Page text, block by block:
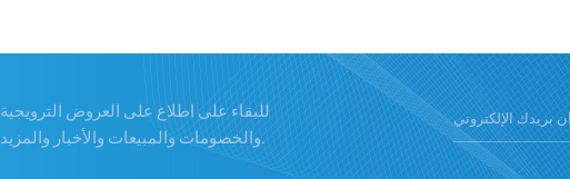
للبقاء على اطلاع على العروض الترويجية
والخصومات والمبيعات والأخبار والمزيد.